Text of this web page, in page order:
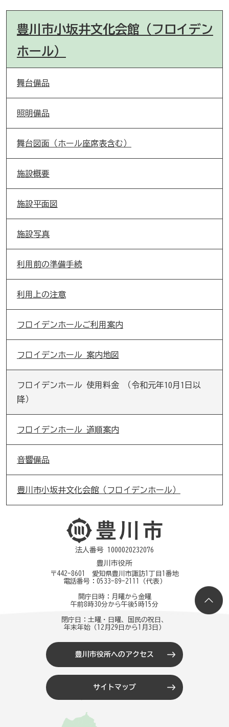
豊川市小坂井文化会館（フロイデン
ホール）
舞台備品
照明備品
舞台図面（ホール座席表含む）
施設概要
施設平面図
施設写真
利用前の準備手続
利用上の注意
フロイデンホールご利用案内
フロイデンホール 案内地図
フロイデンホール 使用料金 （令和元年10月1日以
降）
フロイデンホール 道順案内
音響備品
豊川市小坂井文化会館（フロイデンホール）
法人番号 1000020232076
豊川市役所
〒442-8601 愛知県豊川市諏訪1丁目1番地
電話番号： 0533-89-2111 （代表）
開庁日時：月曜から金曜
午前8時30分から午後5時15分
閉庁日：土曜・日曜、国民の祝日、
年末年始（12月29日から1月3日）
豊川市役所へのアクセス
サイトマップ